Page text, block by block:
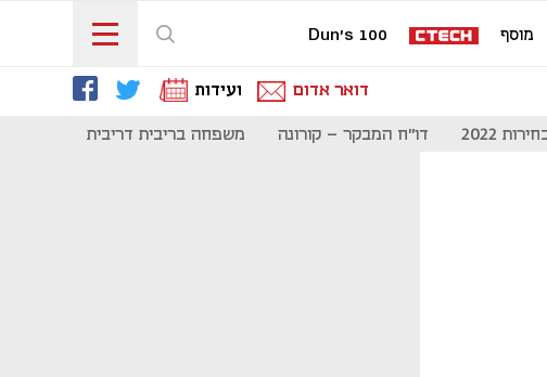
מוסף Dun's 100
דואר אדום ועידות
2022 דו"ח המבקר - קורונה משפחה בריבית דריבית